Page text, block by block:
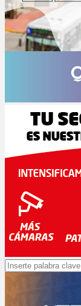
Search
for: